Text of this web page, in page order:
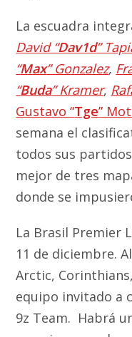
La escuadra
David “Dav1d”
“Max” Gonzalez,
“Buda” Kramer,
Gustavo “Tge”
semana el
todos sus
mejor de tres
donde se
La Brasil Premier
11 de diciembre.
Arctic,
equipo invitado a
9z Team. Habrá